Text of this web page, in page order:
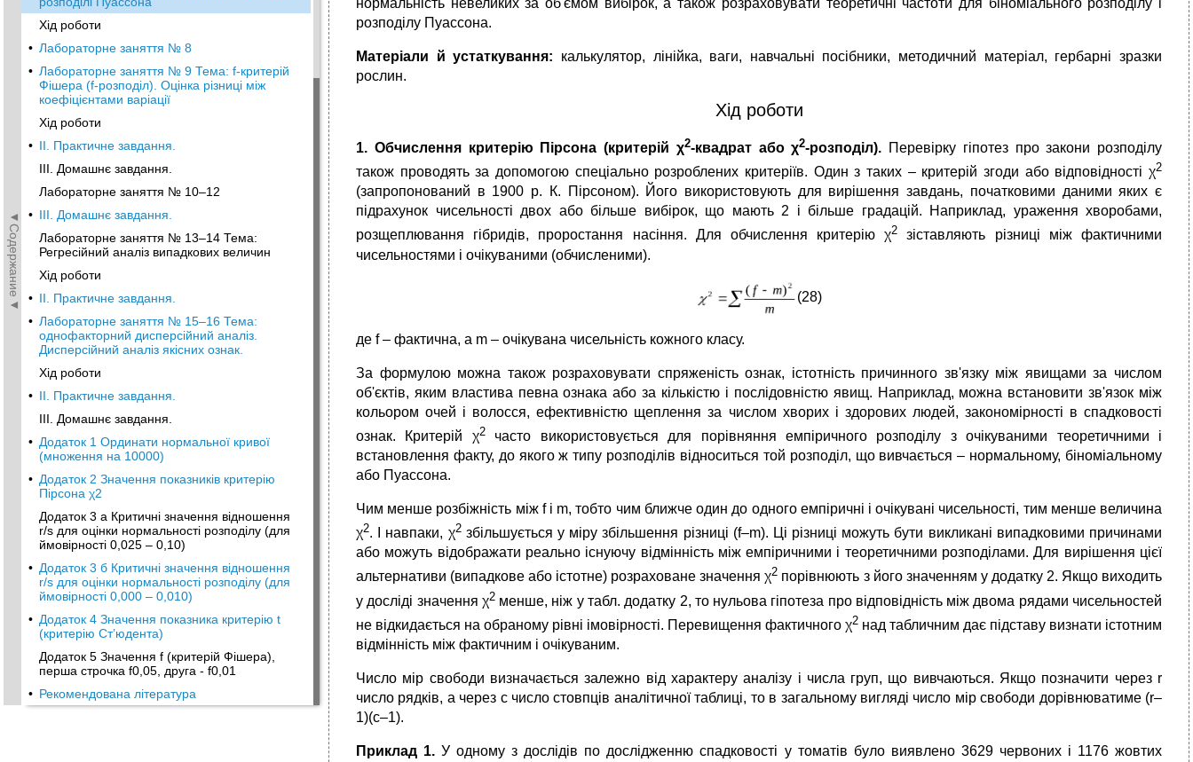
◄Содержание◄
Хід роботи
• Лабораторне заняття № 8
• Лабораторне заняття № 9 Тема: f-критерій
Фішера (f-розподіл). Оцінка різниці між
коефіцієнтами варіації
Хід роботи
• II. Практичне завдання.
III. Домашнє завдання.
Лабораторне заняття № 10–12
• III. Домашнє завдання.
Лабораторне заняття № 13–14 Тема:
Регресійний аналіз випадкових величин
Хід роботи
• II. Практичне завдання.
• Лабораторне заняття № 15–16 Тема:
однофакторний дисперсійний аналіз.
Дисперсійний аналіз якісних ознак.
Хід роботи
• II. Практичне завдання.
III. Домашнє завдання.
• Додаток 1 Ординати нормальної кривої
(множення на 10000)
• Додаток 2 Значення показників критерію
Пірсона χ2
Додаток 3 а Критичні значення відношення
r/s для оцінки нормальності розподілу (для
ймовірності 0,025 – 0,10)
• Додаток 3 б Критичні значення відношення
r/s для оцінки нормальності розподілу (для
ймовірності 0,000 – 0,010)
• Додаток 4 Значення показника критерію t
(критерію Ст’юдента)
Додаток 5 Значення f (критерій Фішера),
перша строчка f0,05, друга - f0,01
• Рекомендована література
розподілу Пуассона.
Матеріали й устаткування: калькулятор, лінійка, ваги, навчальні посібники, методичний матеріал, гербарні зразки
рослин.
Хід роботи
1. Обчислення критерію Пірсона (критерій χ2-квадрат або χ2-розподіл). Перевірку гіпотез про закони розподілу
також проводять за допомогою спеціально розроблених критеріїв. Один з таких – критерій згоди або відповідності χ2
(запропонований в 1900 р. К. Пірсоном). Його використовують для вирішення завдань, початковими даними яких є
підрахунок чисельності двох або більше вибірок, що мають 2 і більше градацій. Наприклад, ураження хворобами,
розщеплювання гібридів, проростання насіння. Для обчислення критерію χ2 зіставляють різниці між фактичними
чисельностями і очікуваними (обчисленими).
(28)
де f – фактична, а m – очікувана чисельність кожного класу.
За формулою можна також розраховувати спряженість ознак, істотність причинного зв'язку між явищами за числом
об'єктів, яким властива певна ознака або за кількістю і послідовністю явищ. Наприклад, можна встановити зв'язок між
кольором очей і волосся, ефективністю щеплення за числом хворих і здорових людей, закономірності в спадковості
ознак. Критерій χ2
часто використовується для порівняння емпіричного розподілу з очікуваними теоретичними і
встановлення факту, до якого ж типу розподілів відноситься той розподіл, що вивчається – нормальному, біноміальному
або Пуассона.
Чим менше розбіжність між f і m, тобто чим ближче один до одного емпіричні і очікувані чисельності, тим менше величина
χ2. І навпаки, χ2збільшується у міру збільшення різниці (f–m). Ці різниці можуть бути викликані випадковими причинами
або можуть відображати реально існуючу відмінність між емпіричними і теоретичними розподілами. Для вирішення цієї
альтернативи (випадкове або істотне) розраховане значення χ2 порівнюють з його значенням у додатку 2. Якщо виходить
у досліді значення χ2менше, ніж у табл. додатку 2, то нульова гіпотеза про відповідність між двома рядами чисельностей
не відкидається на обраному рівні імовірності. Перевищення фактичного χ2 над табличним дає підставу визнати істотним
відмінність між фактичним і очікуваним.
Число мір свободи визначається залежно від характеру аналізу і числа груп, що вивчаються. Якщо позначити через r
число рядків, а через с число стовпців аналітичної таблиці, то в загальному вигляді число мір свободи дорівнюватиме (r–
1)(с–1).
Приклад 1. У одному з дослідів по дослідженню спадковості у томатів було виявлено 3629 червоних і 1176 жовтих